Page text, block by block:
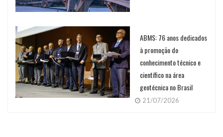
ABMS: 76 anos dedicados
à promoção do
conhecimento técnico e
científico na área
geotécnica no Brasil
21/07/2026